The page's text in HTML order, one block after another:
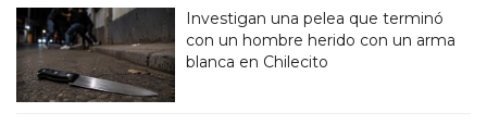
Investigan una pelea que terminó
con un hombre herido con un arma
blanca en Chilecito